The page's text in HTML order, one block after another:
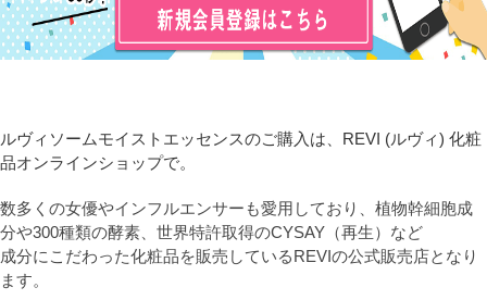
ルヴィソームモイストエッセンスのご購入は、REVI (ルヴィ) 化粧
品オンラインショップで。
数多くの女優やインフルエンサーも愛用しており、植物幹細胞成
分や300種類の酵素、世界特許取得のCYSAY（再生）など
成分にこだわった化粧品を販売しているREVIの公式販売店となり
ます。